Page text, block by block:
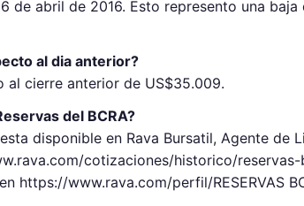
de abril de 2016. Esto represento una baja
al dia anterior?
al cierre anterior de US$35.009.
del BCRA?
disponible en Rava Bursatil, Agente de
cotizaciones/historico/reservas-
https://www.rava.com/perfil/RESERVAS